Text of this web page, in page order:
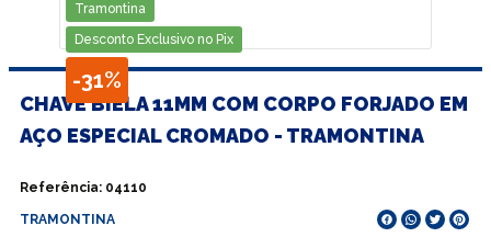
Tramontina
Desconto Exclusivo no Pix
-31%
CHAVE BIELA 11MM COM CORPO FORJADO EM
AÇO ESPECIAL CROMADO - TRAMONTINA
Referência: 04110
TRAMONTINA